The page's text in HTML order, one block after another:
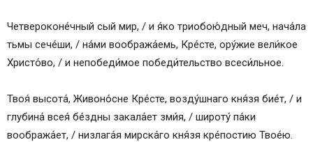
Четвероконе́чный сый мир, / и я́ко триобою́дный меч, нача́ла
тьмы сече́ши, / на́ми вообража́емь, Кре́сте, ору́жие вели́кое
Христо́во, / и непобеди́мое победи́тельство всеси́льное.
Твоя́ высота́, Живоно́сне Кре́сте, возду́шнаго кня́зя бие́т, / и
глубина́ всея́ бе́здны закала́ет зми́я, / широту́ па́ки
вообража́ет, / низлага́я мирска́го кня́зя кре́постию Твое́ю.